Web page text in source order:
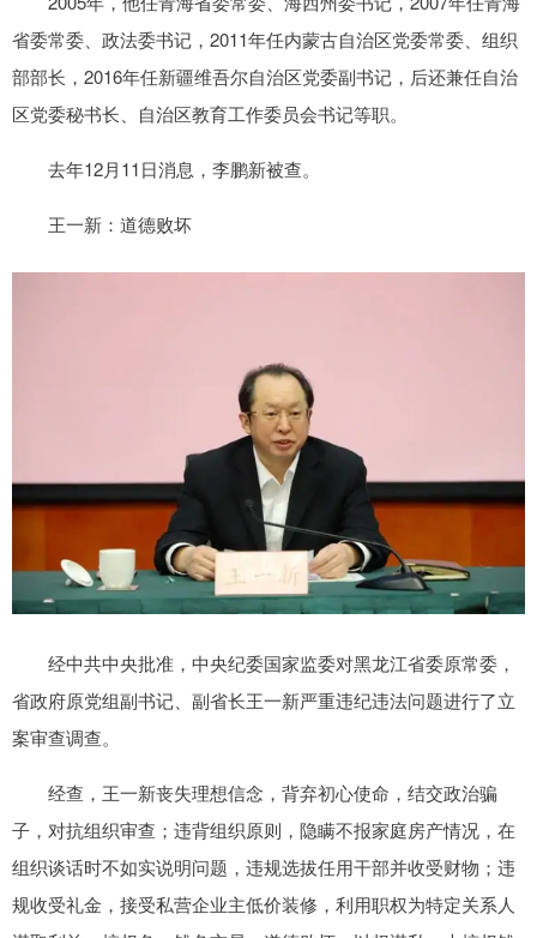
省委常委、政法委书记，2011年任内蒙古自治区党委常委、组织
部部长，2016年任新疆维吾尔自治区党委副书记，后还兼任自治
区党委秘书长、自治区教育工作委员会书记等职。
去年12月11日消息，李鹏新被查。
王一新：道德败坏
经中共中央批准，中央纪委国家监委对黑龙江省委原常委，
省政府原党组副书记、副省长王一新严重违纪违法问题进行了立
案审查调查。
经查，王一新丧失理想信念，背弃初心使命，结交政治骗
子，对抗组织审查；违背组织原则，隐瞒不报家庭房产情况，在
组织谈话时不如实说明问题，违规选拔任用干部并收受财物；违
规收受礼金，接受私营企业主低价装修，利用职权为特定关系人